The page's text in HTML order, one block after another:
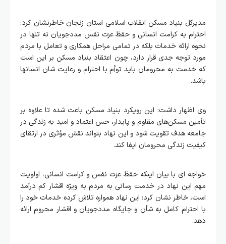
مدیرکل بنیاد مسکن انقلاب اسلامی استان زنجان خاطرنشان کرد:
احترام به کرامت انسانی و حفظ عزت نفس مددجویان نه تنها در
نحوه ارائه خدمات بلکه در تمامی مراحل همکاری و تعامل با مردم
مورد توجه جدی قرار دارد، چون اعتقاد بنیاد مسکن بر این است
که خدمت به محرومان باید توأم با احترام و رعایت شان انسانها
باشد.
وی اظهار داشت: این رویکرد بنیاد مسکن باعث شده تا علاوه بر
تأمین مسکن‌های مقاوم و پایدار، حس اعتماد و امید به زندگی در
جامعه هدف تقویت شود و این نهاد بتواند نقش مؤثری در ارتقای
کیفیت زندگی محرومان ایفا کند.
خواجه ای با بیان اینکه حفظ عزت نفس و کرامت انسانی، اولویت
مهم این نهاد در خدمت رسانی به مردم به ویژه اقشار کم درآمد
است، خاطر نشان کرد: این نهاد همواره تلاش کرده خدمات خود را
با احترام کامل به شأن و جایگاه مددجویان و اقشار محروم ارائه
دهد.